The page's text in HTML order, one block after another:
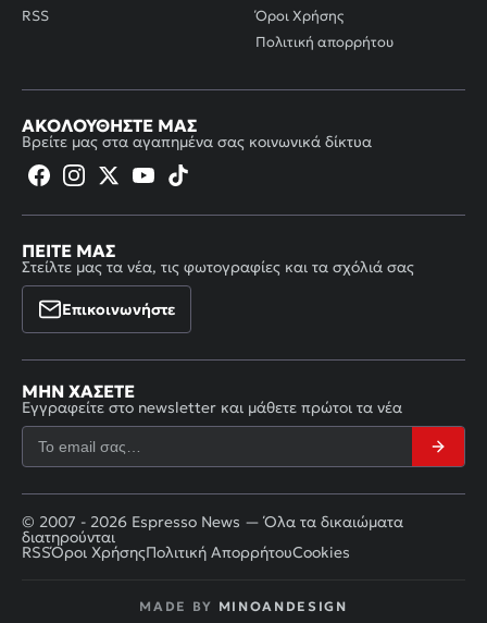
RSS
Όροι Χρήσης
Πολιτική απορρήτου
ΑΚΟΛΟΥΘΉΣΤΕ ΜΑΣ
Βρείτε μας στα αγαπημένα σας κοινωνικά δίκτυα
ΠΕΊΤΕ ΜΑΣ
Στείλτε μας τα νέα, τις φωτογραφίες και τα σχόλιά σας
Επικοινωνήστε
ΜΗΝ ΧΆΣΕΤΕ
Εγγραφείτε στο newsletter και μάθετε πρώτοι τα νέα
© 2007 - 2026 Espresso News — Όλα τα δικαιώματα
διατηρούνται
RSSΌροι ΧρήσηςΠολιτική ΑπορρήτουCookies
MADE BY MINOANDESIGN